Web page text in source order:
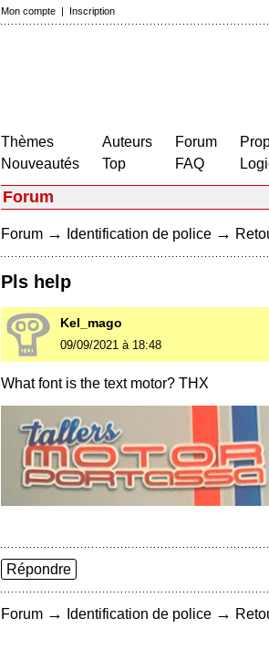
Mon compte | Inscription
Thèmes
Nouveautés
Auteurs
Top
Forum
FAQ
Forum
Forum → Identification de police →
Pls help
Kel_mago
09/09/2021 à 18:48
What font is the text motor? THX
Répondre
Forum → Identification de police →